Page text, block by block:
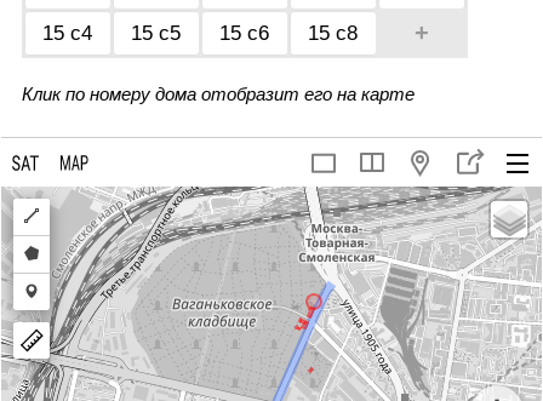
15 с4
15 с5 15 с6 15 с8 +
Клик по номеру дома отобразит его на карте
Draw
a
polyline
Draw
a
polygon
Draw
a
marker